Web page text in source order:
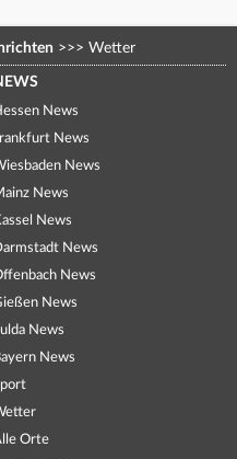
>>> Wetter
News
News
News
News
News
News
News
News
News
News
Orte